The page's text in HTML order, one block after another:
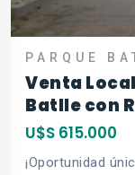
PARQUE
Venta
Batlle con
U$S 615.000
¡Oportunidad